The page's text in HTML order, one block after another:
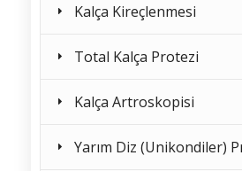
Kalça Kireçlenmesi
Total Kalça Protezi
Kalça Artroskopisi
Yarım Diz (Unikondiler)